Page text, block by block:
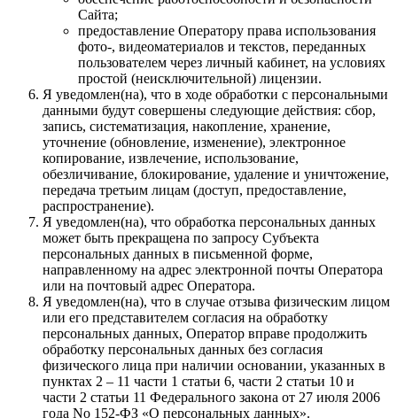
Сайта;
предоставление Оператору права использования
фото-, видеоматериалов и текстов, переданных
пользователем через личный кабинет, на условиях
простой (неисключительной) лицензии.
Я уведомлен(на), что в ходе обработки с персональными
данными будут совершены следующие действия: сбор,
запись, систематизация, накопление, хранение,
уточнение (обновление, изменение), электронное
копирование, извлечение, использование,
обезличивание, блокирование, удаление и уничтожение,
передача третьим лицам (доступ, предоставление,
распространение).
Я уведомлен(на), что обработка персональных данных
может быть прекращена по запросу Субъекта
персональных данных в письменной форме,
направленному на адрес электронной почты Оператора
или на почтовый адрес Оператора.
Я уведомлен(на), что в случае отзыва физическим лицом
или его представителем согласия на обработку
персональных данных, Оператор вправе продолжить
обработку персональных данных без согласия
физического лица при наличии основании, указанных в
пунктах 2 – 11 части 1 статьи 6, части 2 статьи 10 и
части 2 статьи 11 Федерального закона от 27 июля 2006
года No 152-ФЗ «О персональных данных».